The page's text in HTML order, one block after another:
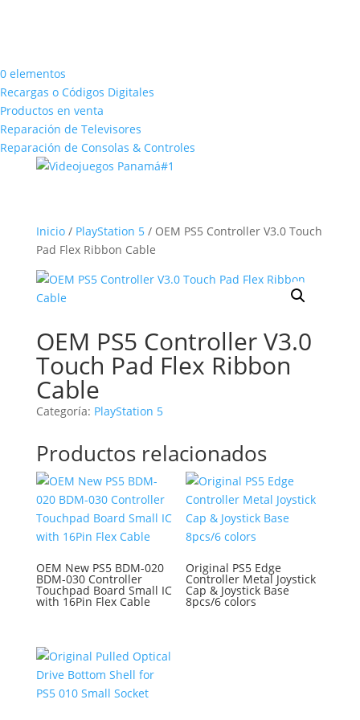
0 elementos
Recargas o Códigos Digitales
Productos en venta
Reparación de Televisores
Reparación de Consolas & Controles
Inicio/ PlayStation 5/ OEM PS5 Controller V3.0 Touch
Pad Flex Ribbon Cable
OEM PS5 Controller V3.0
Touch Pad Flex Ribbon
Cable
Categoría: PlayStation 5
Productos relacionados
OEM New PS5 BDM-020
BDM-030 Controller
Touchpad Board Small IC
with 16Pin Flex Cable
Original PS5 Edge
Controller Metal Joystick
Cap & Joystick Base
8pcs/6 colors